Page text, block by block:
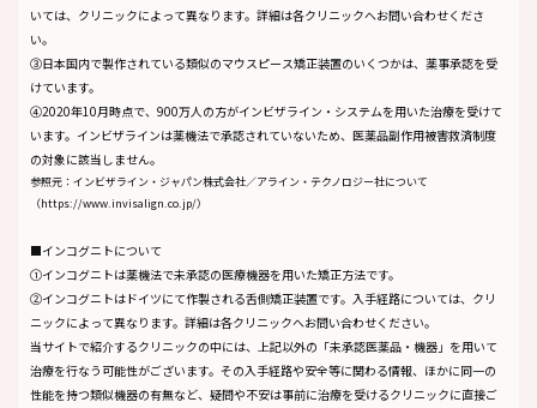
いては、クリニックによって異なります。詳細は各クリニックへお問い合わせくださ
い。
③日本国内で製作されている類似のマウスピース矯正装置のいくつかは、薬事承認を受
けています。
④2020年10月時点で、900万人の方がインビザライン・システムを用いた治療を受けて
います。インビザラインは薬機法で承認されていないため、医薬品副作用被害救済制度
の対象に該当しません。
参照元：インビザライン・ジャパン株式会社／アライン・テクノロジー社について
（https://www.invisalign.co.jp/）
■インコグニトについて
①インコグニトは薬機法で未承認の医療機器を用いた矯正方法です。
②インコグニトはドイツにて作製される舌側矯正装置です。入手経路については、クリ
ニックによって異なります。詳細は各クリニックへお問い合わせください。
当サイトで紹介するクリニックの中には、上記以外の「未承認医薬品・機器」を用いて
治療を行なう可能性がございます。その入手経路や安全等に関わる情報、ほかに同一の
性能を持つ類似機器の有無など、疑問や不安は事前に治療を受けるクリニックに直接ご